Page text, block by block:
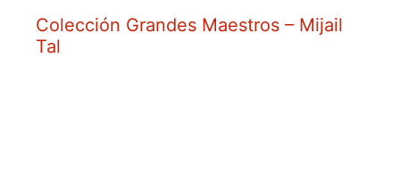
Colección Grandes Maestros – Mijail
Tal